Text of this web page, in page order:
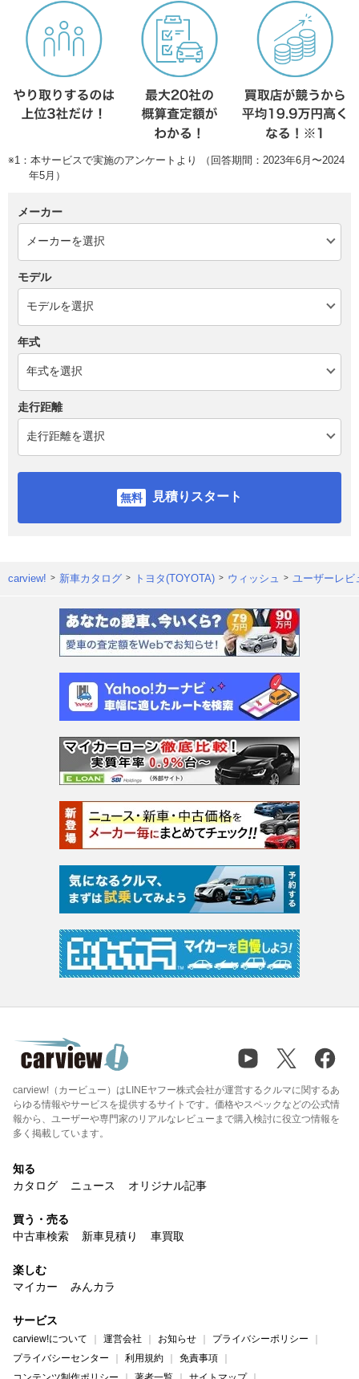
※1：本サービスで実施のアンケートより （回答期間：2023年6月〜2024
年5月）
メーカー
モデル
年式
走行距離
見積りスタート
carview! 新車カタログ トヨタ(TOYOTA) ウィッシュ ユーザーレビ
carview!（カービュー）はLINEヤフー株式会社が運営するクルマに関するあ
らゆる情報やサービスを提供するサイトです。価格やスペックなどの公式情
報から、ユーザーや専門家のリアルなレビューまで購入検討に役立つ情報を
多く掲載しています。
知る
カタログ
ニュース オリジナル記事
買う・売る
中古車検索
新車見積り 車買取
楽しむ
マイカー
みんカラ
サービス
carview!について 運営会社 お知らせ
プライバシーポリシー
プライバシーセンター
利用規約
免責事項